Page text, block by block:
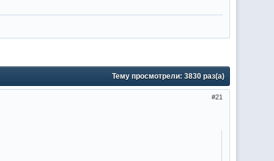
Тему просмотрели: 3830 раз(а)
21